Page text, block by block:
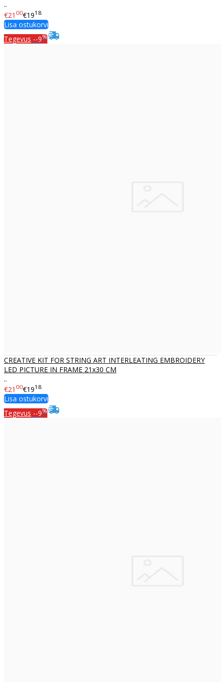
..
€21 00€1918
Lisa ostukorvi
Tegevus --9%
CREATIVE KIT FOR STRING ART INTERLEATING EMBROIDERY
LED PICTURE IN FRAME 21x30 CM
..
€21 00€1918
Lisa ostukorvi
Tegevus --9%